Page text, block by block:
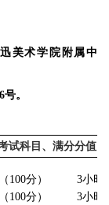
美术学院附属中
。
试科目、满分分值
（100分）
（100分）
3小时
3小时